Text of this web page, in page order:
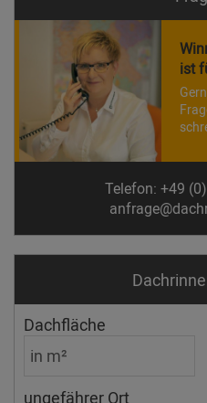
ist
Telefon: +49
Dachfläche
ungefährer Ort